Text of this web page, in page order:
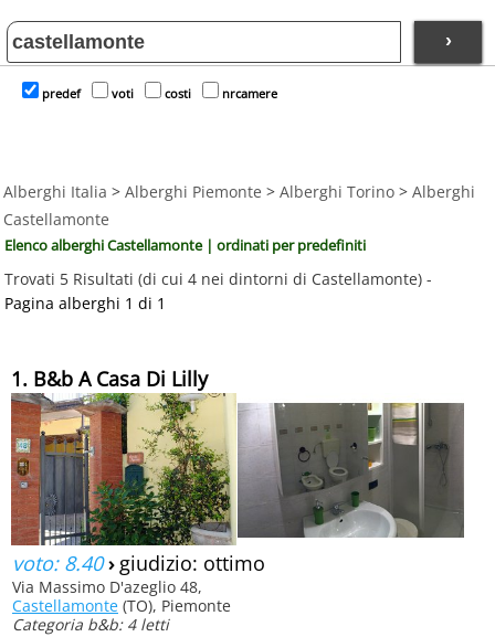
›
predef voti costi nrcamere
Alberghi Italia > Alberghi Piemonte > Alberghi Torino > Alberghi
Castellamonte
Elenco alberghi Castellamonte | ordinati per predefiniti
Trovati 5 Risultati (di cui 4 nei dintorni di Castellamonte) -
Pagina alberghi 1 di 1
1. B&b A Casa Di Lilly
voto: 8.40› giudizio: ottimo
Via Massimo D'azeglio 48,
Castellamonte (TO), Piemonte
Categoria b&b: 4 letti